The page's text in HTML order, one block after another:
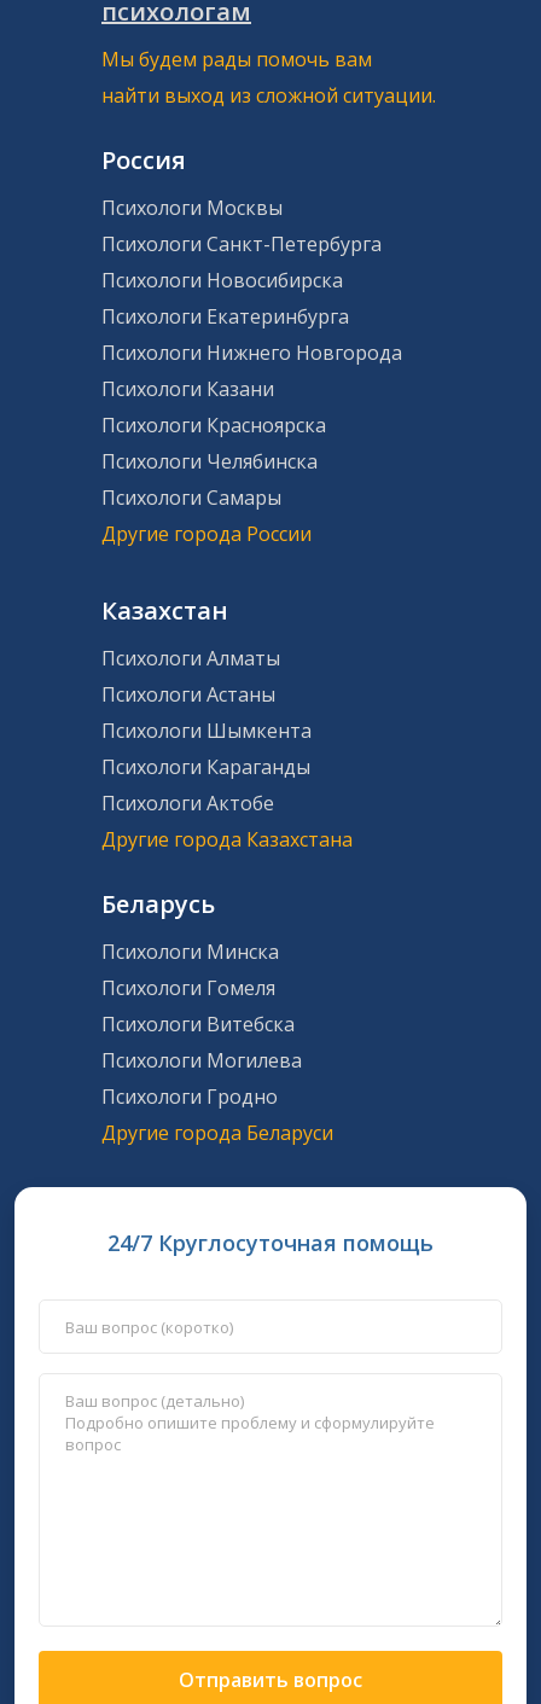
психологам
Мы будем рады помочь вам
найти выход из сложной ситуации.
Россия
Психологи Москвы
Психологи Санкт-Петербурга
Психологи Новосибирска
Психологи Екатеринбурга
Психологи Нижнего Новгорода
Психологи Казани
Психологи Красноярска
Психологи Челябинска
Психологи Самары
Другие города России
Казахстан
Психологи Алматы
Психологи Астаны
Психологи Шымкента
Психологи Караганды
Психологи Актобе
Другие города Казахстана
Беларусь
Психологи Минска
Психологи Гомеля
Психологи Витебска
Психологи Могилева
Психологи Гродно
Другие города Беларуси
24/7 Круглосуточная помощь
Отправить вопрос